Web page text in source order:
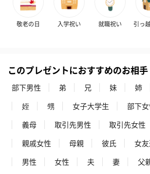
敬老の日 入学祝い 就職祝い 引っ
このプレゼントにおすすめのお相手
部下男性 弟 兄 妹 姉
姪
甥 女子大学生 部下
義母
取引先男性 取引先女性
親戚女性
母親 彼氏 女
男性
女性 夫 妻 父